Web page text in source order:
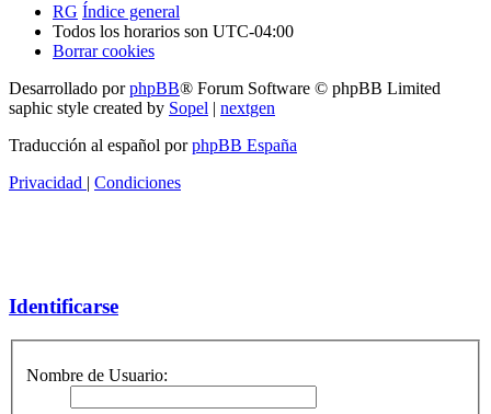
RG Índice general
Todos los horarios son UTC-04:00
Borrar cookies
Desarrollado porphpBB® Forum Software © phpBB Limited
saphic style created by Sopel | nextgen
Traducción al español porphpBB España
Privacidad | Condiciones
Identificarse
Nombre de Usuario: